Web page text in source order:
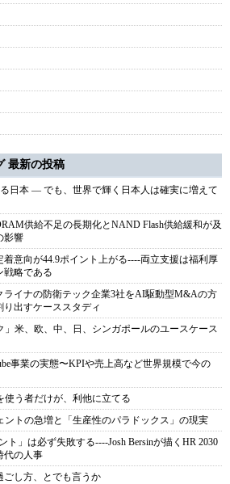
最新の投稿
日本 ― でも、世界で輝く日本人は確実に増えて
供給不足の長期化とNAND Flash供給緩和が及
影響
着意向が44.9ポイント上がる----両立支援は福利厚
戦略である
ライナの防衛テック企業3社をAI駆動型M&Aの方
出すケーススタディ
米、欧、中、日、シンガポールのユースケース
事業の実態〜KPIや売上高など世界規模で今の
う者だけが、利他に立てる
トの急増と「生産性のパラドックス」の現実
ト」は必ず失敗する----Josh Bersinが描くHR 2030
代の人事
ごし方、とでも言うか